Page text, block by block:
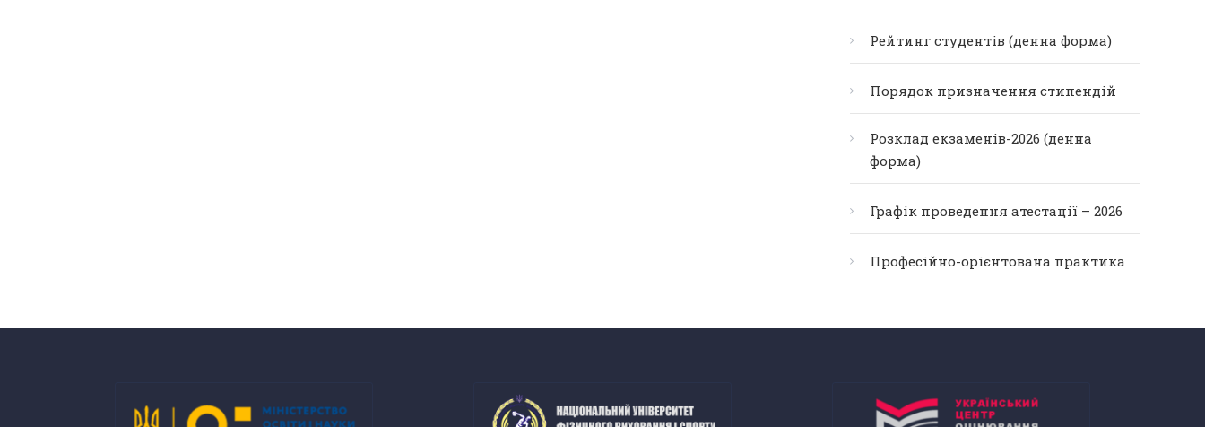
Рейтинг студентів (денна форма)
Порядок призначення стипендій
Розклад екзаменів-2026 (денна
форма)
Графік проведення атестації – 2026
Професійно-орієнтована практика